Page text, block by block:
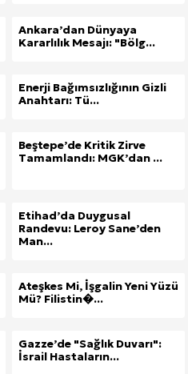
Ankara’dan Dünyaya
Kararlılık Mesajı: "Bölg...
Enerji Bağımsızlığının Gizli
Anahtarı: Tü...
Beştepe’de Kritik Zirve
Tamamlandı: MGK’dan ...
Etihad’da Duygusal
Randevu: Leroy Sane’den
Man...
Ateşkes Mi, İşgalin Yeni Yüzü
Mü? Filistin�...
Gazze’de "Sağlık Duvarı":
İsrail Hastaların...